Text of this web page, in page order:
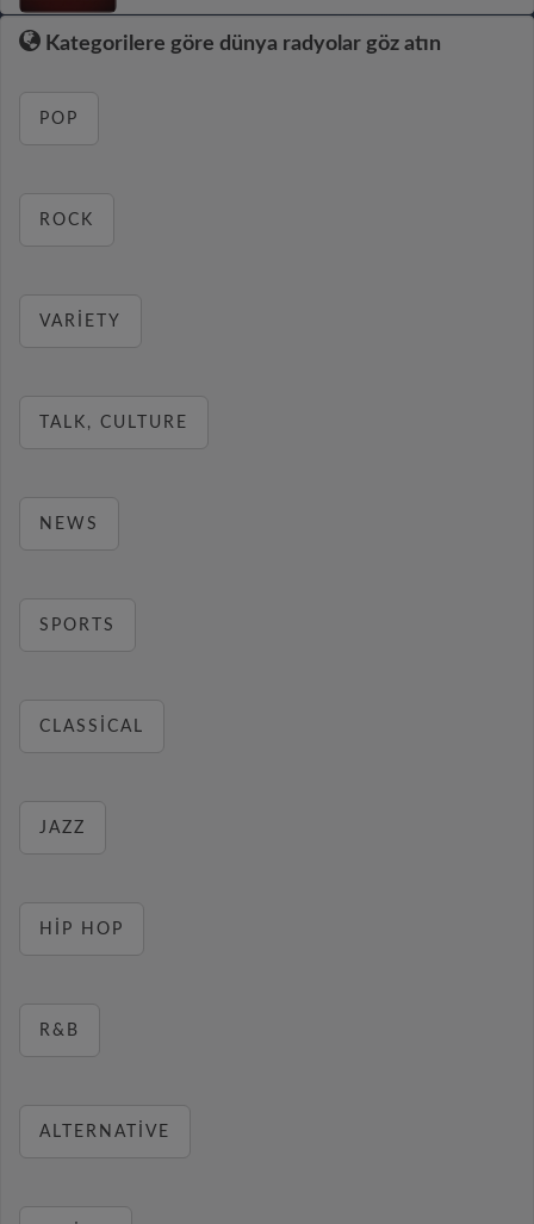
Kategorilere göre dünya radyolar göz atın
POP
ROCK
VARIETY
TALK, CULTURE
NEWS
SPORTS
CLASSICAL
JAZZ
HIP HOP
R&B
ALTERNATIVE